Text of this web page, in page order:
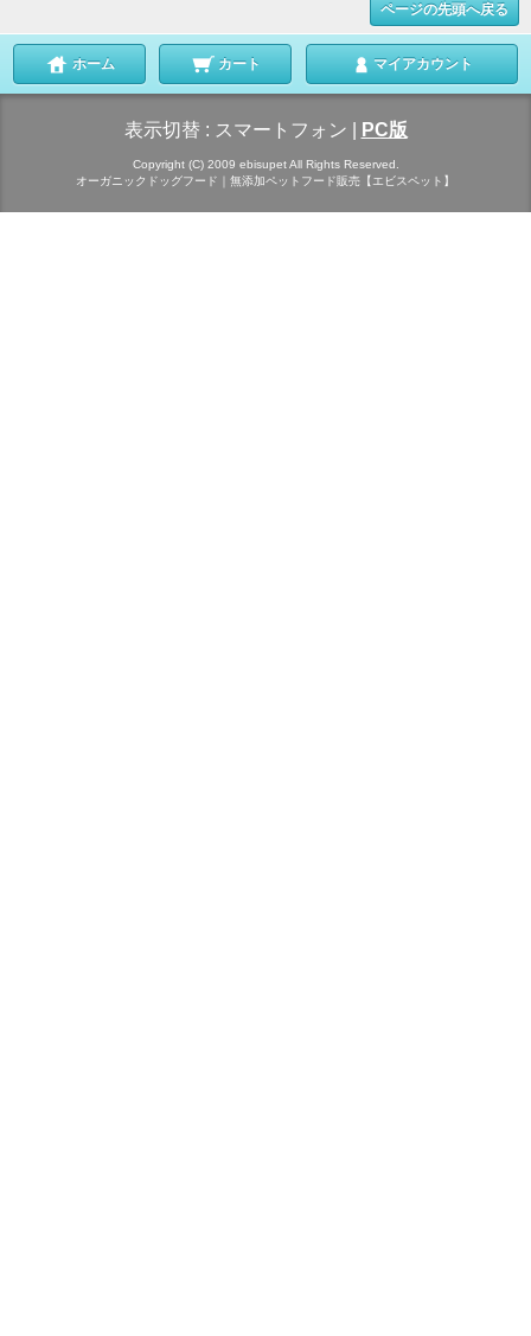
ページの先頭へ戻る
ホーム カート マイアカウント
表示切替 : スマートフォン PC版
Copyright (C) 2009 ebisupet All Rights Reserved.
オーガニックドッグフード｜無添加ペットフード販売【エビスペット】